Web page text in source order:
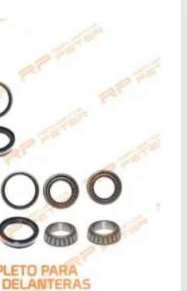
precios:
desde
$99.900
hasta
$125.900